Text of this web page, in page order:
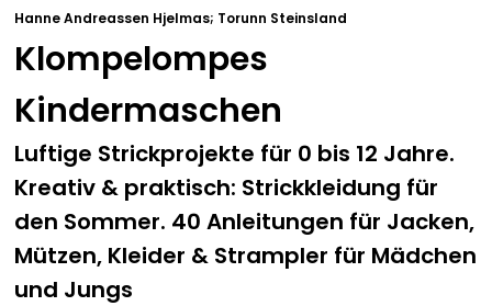
Hanne Andreassen Hjelmas; Torunn Steinsland
Klompelompes
Kindermaschen
Luftige Strickprojekte für 0 bis 12 Jahre.
Kreativ & praktisch: Strickkleidung für
den Sommer. 40 Anleitungen für Jacken,
Mützen, Kleider & Strampler für Mädchen
und Jungs